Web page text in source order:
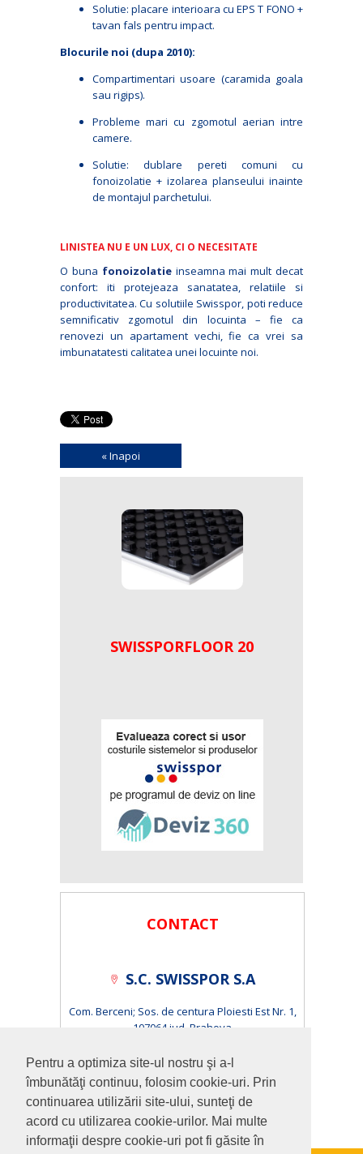
Pentru a optimiza site-ul nostru şi a-l
îmbunătăţi continuu, folosim cookie-uri. Prin
continuarea utilizării site-ului, sunteţi de
acord cu utilizarea cookie-urilor. Mai multe
informaţii despre cookie-uri pot fi găsite în
Solutie: placare interioara cu EPS T FONO +
tavan fals pentru impact.
Blocurile noi (dupa 2010):
Compartimentari usoare (caramida goala
sau rigips).
Probleme mari cu zgomotul aerian intre
camere.
Solutie: dublare pereti comuni cu
fonoizolatie + izolarea planseului inainte
de montajul parchetului.
LINISTEA NU E UN LUX, CI O NECESITATE
O buna fonoizolatie inseamna mai mult decat
confort: iti protejeaza sanatatea, relatiile si
productivitatea. Cu solutiile Swisspor, poti reduce
semnificativ zgomotul din locuinta – fie ca
renovezi un apartament vechi, fie ca vrei sa
imbunatatesti calitatea unei locuinte noi.
« Inapoi
SWISSPORFLOOR 20
CONTACT
S.C. SWISSPOR S.A
Com. Berceni; Sos. de centura Ploiesti Est Nr. 1,
107064 jud. Prahova
S.C. ISOPOR S.R.L.
Cluj-Napoca, Calea Baciului, Nr.1-3 400230 jud. Cluj